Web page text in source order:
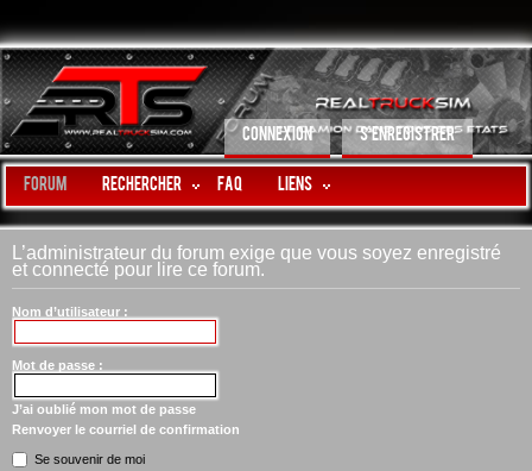
CONNEXION S’ENREGISTRER
Forum Rechercher FAQ LIENS
L’administrateur du forum exige que vous soyez enregistré
et connecté pour lire ce forum.
Nom d’utilisateur :
Mot de passe :
J’ai oublié mon mot de passe
Renvoyer le courriel de confirmation
Se souvenir de moi